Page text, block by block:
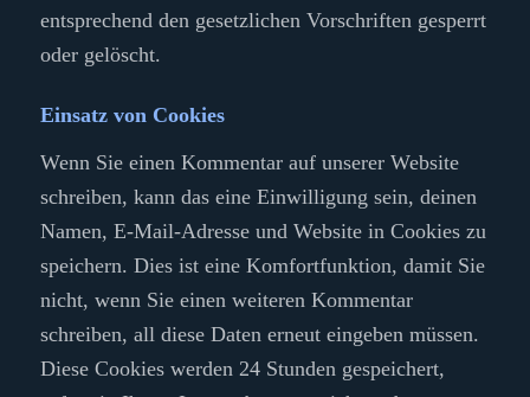
entsprechend den gesetzlichen Vorschriften gesperrt
oder gelöscht.
Einsatz von Cookies
Wenn Sie einen Kommentar auf unserer Website
schreiben, kann das eine Einwilligung sein, deinen
Namen, E-Mail-Adresse und Website in Cookies zu
speichern. Dies ist eine Komfortfunktion, damit Sie
nicht, wenn Sie einen weiteren Kommentar
schreiben, all diese Daten erneut eingeben müssen.
Diese Cookies werden 24 Stunden gespeichert,